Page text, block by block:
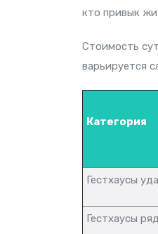
кто привык
Стоимость
варьируется
Категория
Гестхаусы
Гестхаусы